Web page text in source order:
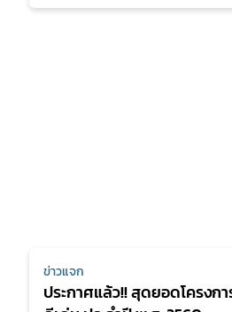
ข่าวแจก
ประกาศแล้ว!! สุดยอดโครงก